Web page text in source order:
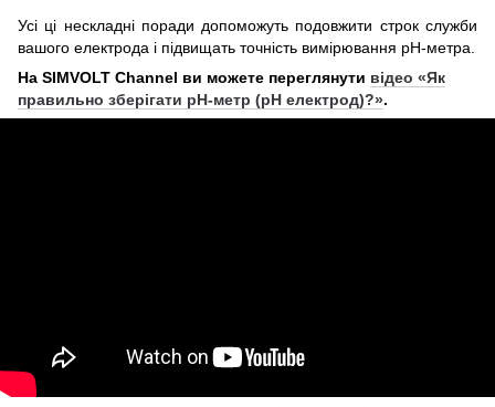
Усі ці нескладні поради допоможуть подовжити строк служби
вашого електрода і підвищать точність вимірювання рН-метра.
На SIMVOLT Channel ви можете переглянути відео «Як
правильно зберігати pH-метр (pH електрод)?».